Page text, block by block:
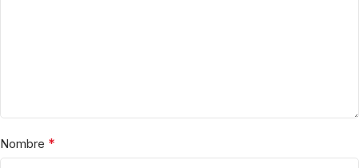
Nombre *